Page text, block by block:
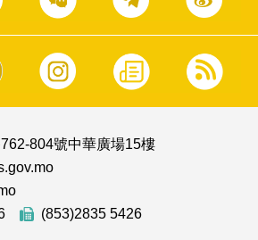
804號中華廣場15樓
(853)2835 5426